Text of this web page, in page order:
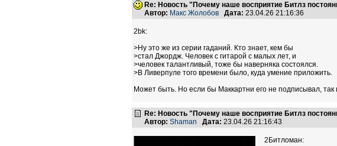
Re: Новость "Почему наше восприятие Битлз
Автор: Макс Жолобов Дата: 23.04.26 21:16:36
2bk:
>Ну это же из серии гаданий. Кто знает, кем бы
>стал Джордж. Человек с гитарой с малых лет, и
>человек талантливый, тоже бы наверняка состоялся.
>В Ливерпуле того времени было, куда умение приложить.
Может быть. Но если бы Маккартни его не подписывал,
Re: Новость "Почему наше восприятие Битлз
Автор: Shaman Дата: 23.04.26 21:16:43
2Битломан: